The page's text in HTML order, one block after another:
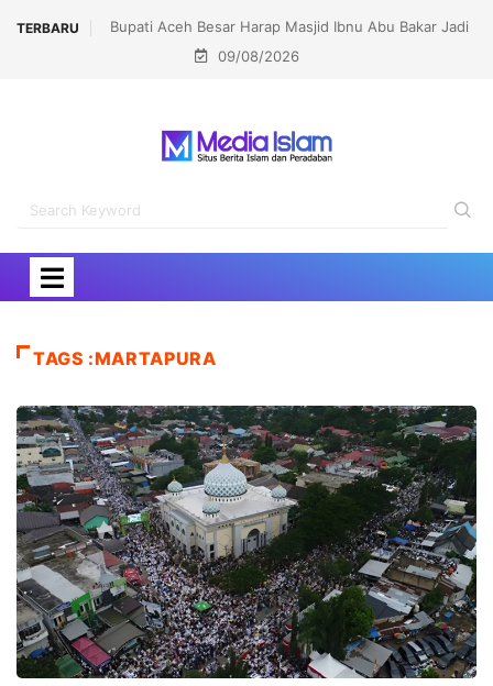
TERBARU
Bupati Aceh Besar Harap Masjid Ibnu Abu Bakar Jadi
Pusat Pembinaan Umat
Lomba dan
09/08/2026
TAGS :MARTAPURA